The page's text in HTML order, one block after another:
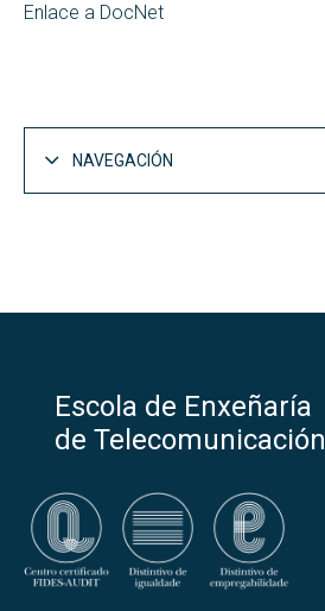
Enlace a DocNet
NAVEGACIÓN
Escola de Enxeñaría
de Telecomunicación